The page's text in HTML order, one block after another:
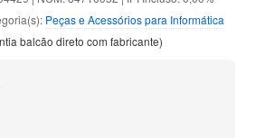
Peças e Acessórios para Informática
balcão direto com fabricante)